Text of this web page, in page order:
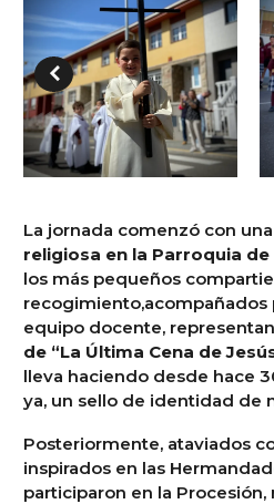
La jornada comenzó con
religiosa en la Parroquia de
los más pequeños
recogimiento,acompañados
equipo docente,
de “La Última Cena de
lleva haciendo desde hace
ya, un sello de identidad de
Posteriormente, ataviados
inspirados en las
participaron en la